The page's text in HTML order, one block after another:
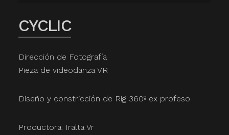
CYCLIC
Dirección de Fotografía
Pieza de videodanza VR
Diseño y constricción de Rig 360º ex profeso
Productora: Iralta Vr